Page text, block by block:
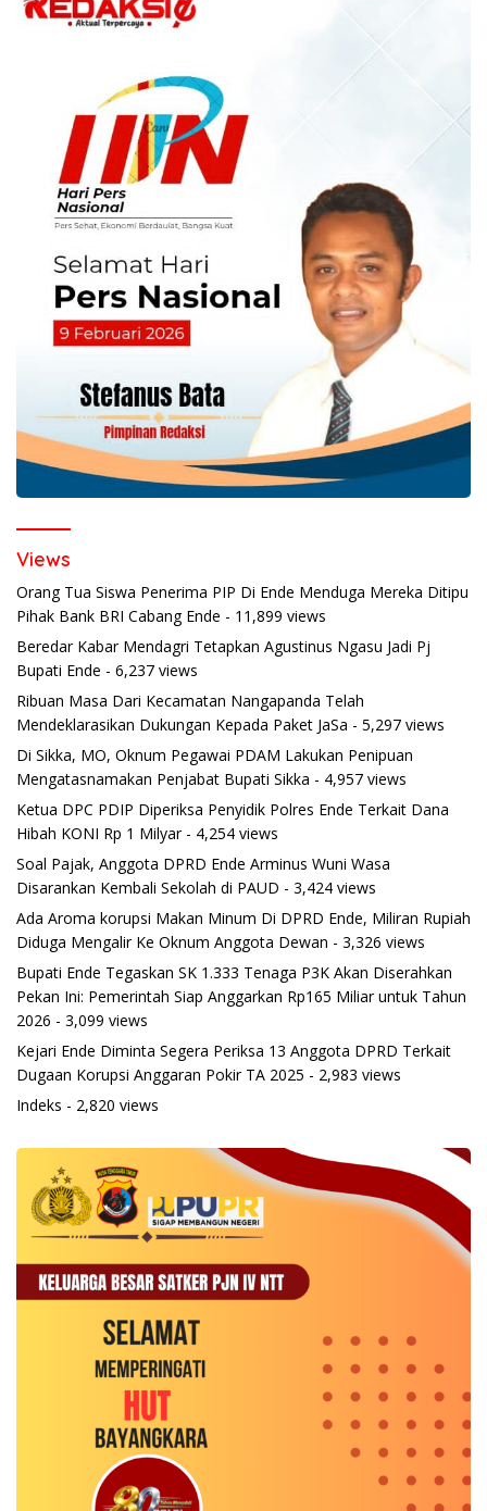
Views
Orang Tua Siswa Penerima PIP Di Ende Menduga Mereka Ditipu
Pihak Bank BRI Cabang Ende - 11,899 views
Beredar Kabar Mendagri Tetapkan Agustinus Ngasu Jadi Pj
Bupati Ende - 6,237 views
Ribuan Masa Dari Kecamatan Nangapanda Telah
Mendeklarasikan Dukungan Kepada Paket JaSa - 5,297 views
Di Sikka, MO, Oknum Pegawai PDAM Lakukan Penipuan
Mengatasnamakan Penjabat Bupati Sikka - 4,957 views
Ketua DPC PDIP Diperiksa Penyidik Polres Ende Terkait Dana
Hibah KONI Rp 1 Milyar- 4,254 views
Soal Pajak, Anggota DPRD Ende Arminus Wuni Wasa
Disarankan Kembali Sekolah di PAUD - 3,424 views
Ada Aroma korupsi Makan Minum Di DPRD Ende, Miliran Rupiah
Diduga Mengalir Ke Oknum Anggota Dewan - 3,326 views
Bupati Ende Tegaskan SK 1.333 Tenaga P3K Akan Diserahkan
Pekan Ini: Pemerintah Siap Anggarkan Rp165 Miliar untuk Tahun
2026 - 3,099 views
Kejari Ende Diminta Segera Periksa 13 Anggota DPRD Terkait
Dugaan Korupsi Anggaran Pokir TA 2025 - 2,983 views
Indeks - 2,820 views